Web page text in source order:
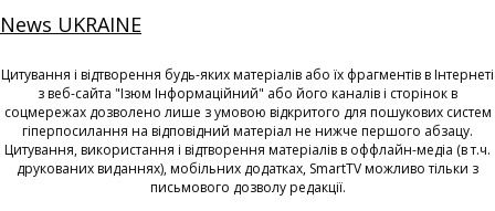
News UKRAINE
Цитування і відтворення будь-яких матеріалів або їх фрагментів в Інтернеті
з веб-сайта "Ізюм Інформаційний" або його каналів і сторінок в
соцмережах дозволено лише з умовою відкритого для пошукових систем
гіперпосилання на відповідний матеріал не нижче першого абзацу.
Цитування, використання і відтворення матеріалів в оффлайн-медіа (в т.ч.
друкованих виданнях), мобільних додатках, SmartTV можливо тільки з
письмового дозволу редакції.